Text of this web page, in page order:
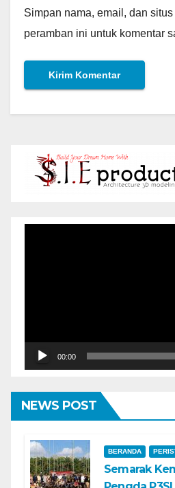
Simpan nama, email, dan
peramban ini untuk komentar
00:00
NEWS POST
BERANDA
Semarak